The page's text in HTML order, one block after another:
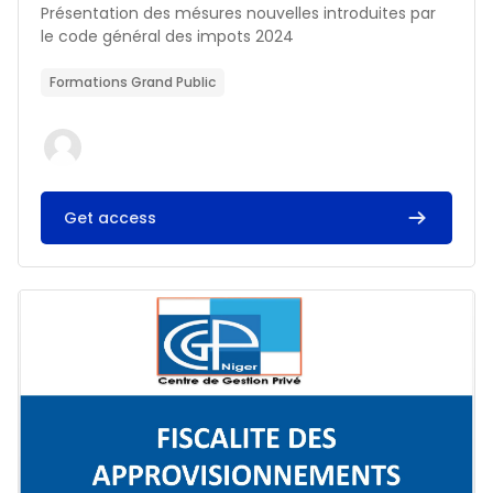
Résumé du cours :
Présentation des mésures nouvelles introduites par
le code général des impots 2024
Formations Grand Public
Get access
Image du cours FISCALITE DES APPROVISIONNEMENTS